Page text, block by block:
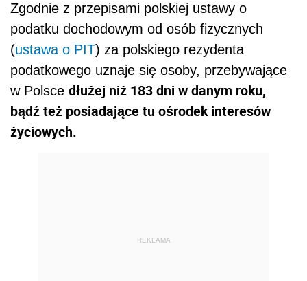
Zgodnie z przepisami polskiej ustawy o
podatku dochodowym od osób fizycznych
(ustawa o PIT) za polskiego rezydenta
podatkowego uznaje się osoby, przebywające
w Polsce dłużej niż 183 dni w danym roku,
bądź też posiadające tu ośrodek interesów
życiowych.
REKLAMA